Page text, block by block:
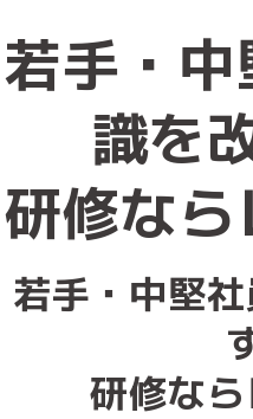
若手・
識を
研修な
若手・中堅
研修な